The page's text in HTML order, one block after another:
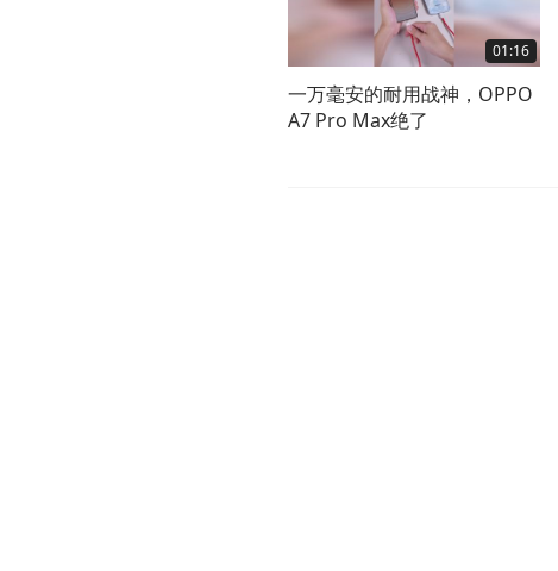
01:16
一万毫安的耐用战神，OPPO
A7 Pro Max绝了